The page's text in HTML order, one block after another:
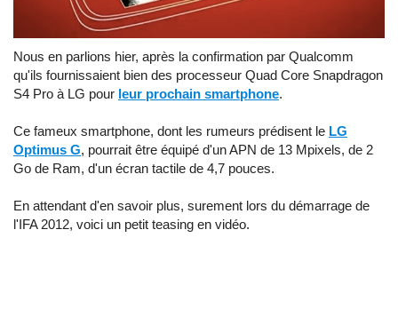
Nous en parlions hier, après la confirmation par Qualcomm
qu'ils fournissaient bien des processeur Quad Core Snapdragon
S4 Pro à LG pour leur prochain smartphone.
Ce fameux smartphone, dont les rumeurs prédisent le LG
Optimus G, pourrait être équipé d'un APN de 13 Mpixels, de 2
Go de Ram, d'un écran tactile de 4,7 pouces.
En attendant d'en savoir plus, surement lors du démarrage de
l'IFA 2012, voici un petit teasing en vidéo.